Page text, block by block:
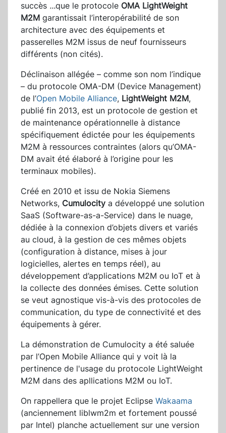
succès ...que le protocole OMA LightWeight
M2M garantissait l’interopérabilité de son
architecture avec des équipements et
passerelles M2M issus de neuf fournisseurs
différents (non cités).
Déclinaison allégée – comme son nom l’indique
– du protocole OMA-DM (Device Management)
de l’Open Mobile Alliance, LightWeight M2M,
publié fin 2013, est un protocole de gestion et
de maintenance opérationnelle à distance
spécifiquement édictée pour les équipements
M2M à ressources contraintes (alors qu’OMA-
DM avait été élaboré à l’origine pour les
terminaux mobiles).
Créé en 2010 et issu de Nokia Siemens
Networks, Cumulocity a développé une solution
SaaS (Software-as-a-Service) dans le nuage,
dédiée à la connexion d’objets divers et variés
au cloud, à la gestion de ces mêmes objets
(configuration à distance, mises à jour
logicielles, alertes en temps réel), au
développement d’applications M2M ou IoT et à
la collecte des données émises. Cette solution
se veut agnostique vis-à-vis des protocoles de
communication, du type de connectivité et des
équipements à gérer.
La démonstration de Cumulocity a été saluée
par l’Open Mobile Alliance qui y voit là la
pertinence de l'usage du protocole LightWeight
M2M dans des apllications M2M ou IoT.
On rappellera que le projet Eclipse Wakaama
(anciennement liblwm2m et fortement poussé
par Intel) planche actuellement sur une version